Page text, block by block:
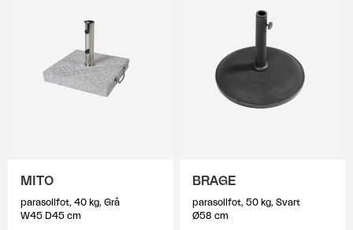
MITO
parasollfot, 40 kg, Grå
W45 D45 cm
BRAGE
parasollfot, 50 kg, Svart
Ø58 cm